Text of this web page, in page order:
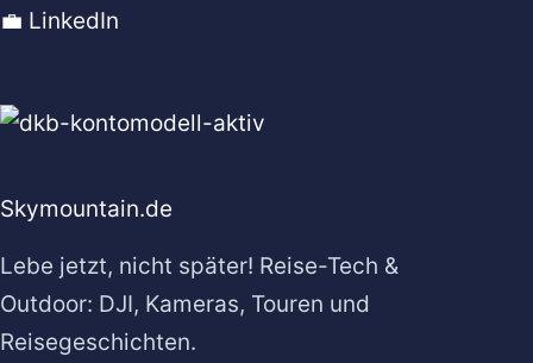
💼 LinkedIn
Skymountain.de
Lebe jetzt, nicht später! Reise-Tech &
Outdoor: DJI, Kameras, Touren und
Reisegeschichten.